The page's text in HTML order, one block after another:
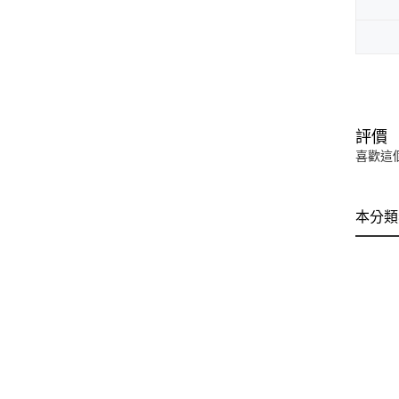
評價
喜歡這
本分